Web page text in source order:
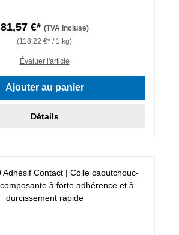
81,57 €* (TVA incluse)
(118,22 €* / 1 kg)
Évaluer l'article
Ajouter au panier
Détails